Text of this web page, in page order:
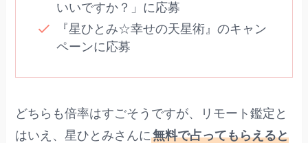
いいですか？」に応募
『星ひとみ☆幸せの天星術』のキャン
ペーンに応募
どちらも倍率はすごそうですが、リモート鑑定と
はいえ、星ひとみさんに無料で占ってもらえると